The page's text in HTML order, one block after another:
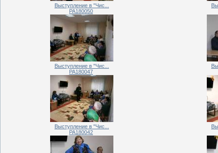
Выступление в "Чис...
PA180050
Выступление в "Чис...
PA180047
Выступление в "Чис...
PA180042